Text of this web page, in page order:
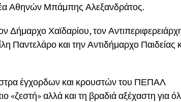
Αθηνών Μπάμπης Αλεξανδράτος.
Δήμαρχο Χαϊδαρίου, τον
Παντελάρο και την Αντιδήμαρχο Παιδείας
έγχορδων και κρουστών του ΠΕΠΑΛ
«ζεστή» αλλά και τη βραδιά αξέχαστη για